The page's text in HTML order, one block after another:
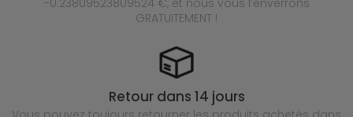
-0.23809523809524 €, et nous vous l’enverrons
GRATUITEMENT !
Retour dans 14 jours